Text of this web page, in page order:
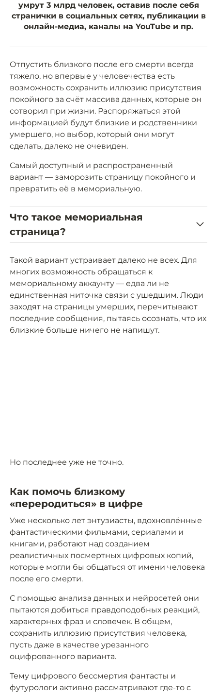
умрут 3 млрд человек, оставив после себя
странички в социальных сетях, публикации в
онлайн-медиа, каналы на YouTube и пр.
Отпустить близкого после его смерти всегда
тяжело, но впервые у человечества есть
возможность сохранить иллюзию присутствия
покойного за счёт массива данных, которые он
сотворил при жизни. Распоряжаться этой
информацией будут близкие и родственники
умершего, но выбор, который они могут
сделать, далеко не очевиден.
Самый доступный и распространенный
вариант — заморозить страницу покойного и
превратить её в мемориальную.
Что такое мемориальная
страница?
Такой вариант устраивает далеко не всех. Для
многих возможность обращаться к
мемориальному аккаунту — едва ли не
единственная ниточка связи с ушедшим. Люди
заходят на страницы умерших, перечитывают
последние сообщения, пытаясь осознать, что их
близкие больше ничего не напишут.
Но последнее уже не точно.
Как помочь близкому
«переродиться» в цифре
Уже несколько лет энтузиасты, вдохновлённые
фантастическими фильмами, сериалами и
книгами, работают над созданием
реалистичных посмертных цифровых копий,
которые могли бы общаться от имени человека
после его смерти.
С помощью анализа данных и нейросетей они
пытаются добиться правдоподобных реакций,
характерных фраз и словечек. В общем,
сохранить иллюзию присутствия человека,
пусть даже в качестве урезанного
оцифрованного варианта.
Тему цифрового бессмертия фантасты и
футурологи активно рассматривают где-то с